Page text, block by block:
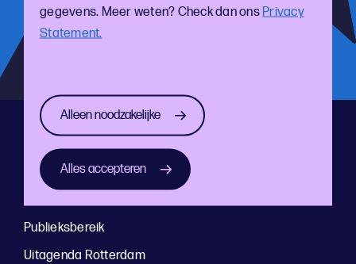
gegevens. Meer weten? Check dan ons Privacy
Statement.
Alleen noodzakelijke
Alles accepteren
Direct naar
Home
Publieksbereik
Uitagenda Rotterdam